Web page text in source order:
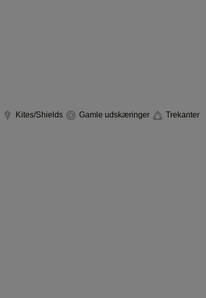
Kites/Shields Gamle udskæringer
Trekanter